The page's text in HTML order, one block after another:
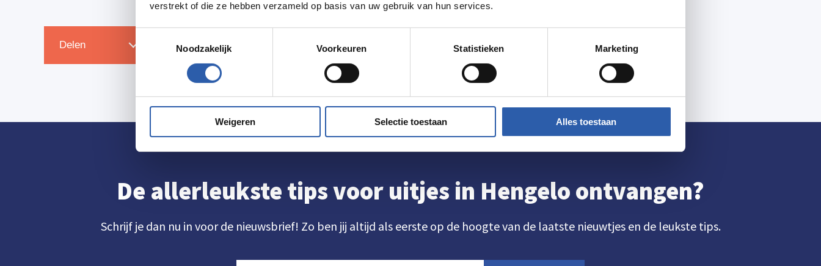
verstrekt of die ze hebben verzameld op basis van uw gebruik van hun services.
Noodzakelijk
Voorkeuren Statistieken Marketing
Weigeren Selectie toestaan Alles toestaan
Delen Zet in agenda Routebeschrijving
De allerleukste tips voor uitjes in Hengelo ontvangen?
Schrijf je dan nu in voor de nieuwsbrief! Zo ben jij altijd als eerste op de hoogte van de laatste nieuwtjes en de leukste tips.